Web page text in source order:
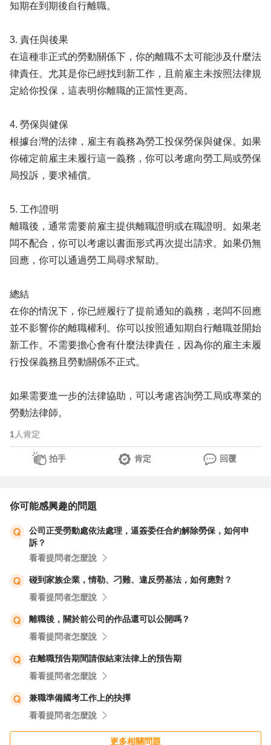
知期在到期後自行離職。
3. 責任與後果
在這種非正式的勞動關係下，你的離職不太可能涉及什麼法
律責任。尤其是你已經找到新工作，且前雇主未按照法律規
定給你投保，這表明你離職的正當性更高。
4. 勞保與健保
根據台灣的法律，雇主有義務為勞工投保勞保與健保。如果
你確定前雇主未履行這一義務，你可以考慮向勞工局或勞保
局投訴，要求補償。
5. 工作證明
離職後，通常需要前雇主提供離職證明或在職證明。如果老
闆不配合，你可以考慮以書面形式再次提出請求。如果仍無
回應，你可以通過勞工局尋求幫助。
總結
在你的情況下，你已經履行了提前通知的義務，老闆不回應
並不影響你的離職權利。你可以按照通知期自行離職並開始
新工作。不需要擔心會有什麼法律責任，因為你的雇主未履
行投保義務且勞動關係不正式。
如果需要進一步的法律協助，可以考慮咨詢勞工局或專業的
勞動法律師。
1 人肯定
拍手 肯定 回覆
你可能感興趣的問題
公司正受勞動處依法處理，逼簽委任合約解除勞保，如何申
訴？
看看提問者怎麼說
碰到家族企業，情勒、刁難、違反勞基法，如何應對？
看看提問者怎麼說
離職後，關於前公司的作品還可以公開嗎？
看看提問者怎麼說
在離職預告期間請假結束法律上的預告期
看看提問者怎麼說
兼職準備國考工作上的抉擇
看看提問者怎麼說
更多相關問題